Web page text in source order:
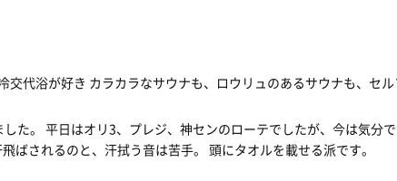
交代浴が好き カラカラなサウナも、ロウリュのあるサウナも、セ
た。 平日はオリ3、プレジ、神センのローテでしたが、今は気分
ばされるのと、汗拭う音は苦手。 頭にタオルを載せる派です。